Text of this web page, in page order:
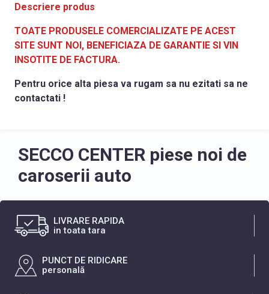
Descriere produs
TOATE PRODUSELE COMERCIALIZATE PE ACEST
SITE SUNT NOI, BENEFICIAZA DE GARANTIE SI VIN
INSOTITE DE FACTURA.
Pentru orice alta piesa va rugam sa nu ezitati sa ne
contactati !
SECCO CENTER piese noi de
caroserii auto
LIVRARE RAPIDA
in toata tara
PUNCT DE RIDICARE
personală